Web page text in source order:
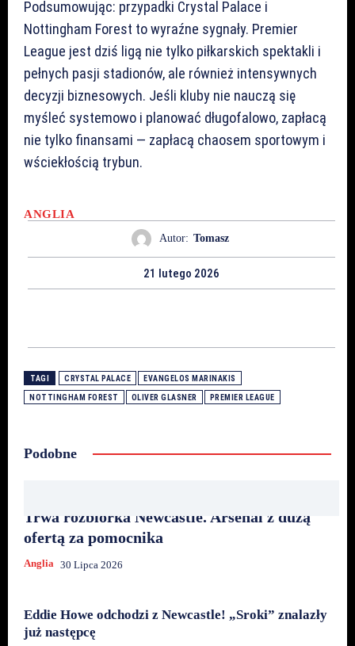
Podsumowując: przypadki Crystal Palace i
Nottingham Forest to wyraźne sygnały. Premier
League jest dziś ligą nie tylko piłkarskich spektakli i
pełnych pasji stadionów, ale również intensywnych
decyzji biznesowych. Jeśli kluby nie nauczą się
myśleć systemowo i planować długofalowo, zapłacą
nie tylko finansami — zapłacą chaosem sportowym i
wściekłością trybun.
ANGLIA
Autor: Tomasz
21 lutego 2026
TAGI CRYSTAL PALACE EVANGELOS MARINAKIS
NOTTINGHAM FOREST OLIVER GLASNER PREMIER LEAGUE
Podobne
Trwa rozbiórka Newcastle. Arsenal z dużą
ofertą za pomocnika
Anglia 30 Lipca 2026
Eddie Howe odchodzi z Newcastle! „Sroki” znalazły
już następcę